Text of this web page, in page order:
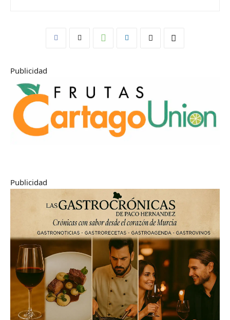
Publicidad
Publicidad